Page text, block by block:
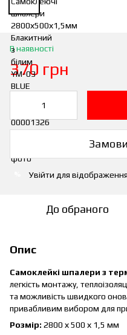
В наявності
370 грн
Увійти для
До обраного
Опис
Самоклейкі шпалери з
легкість монтажу,
та можливість швидкого
привабливим вибором для
Розмір: 2800 х 500 х 1,5 мм